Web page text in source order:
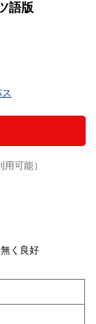
語版
可能）
く良好